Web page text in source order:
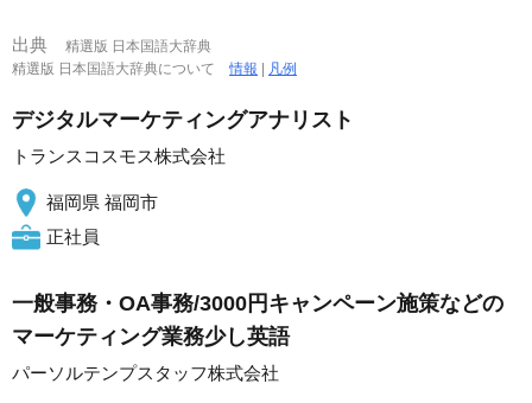
出典
精選版 日本国語大辞典
精選版 日本国語大辞典について情報 凡例
デジタルマーケティングアナリスト
トランスコスモス株式会社
福岡県 福岡市
正社員
一般事務・OA事務/3000円キャンペーン施策などの
マーケティング業務少し英語
パーソルテンプスタッフ株式会社